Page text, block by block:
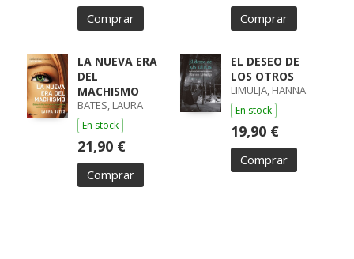
Comprar Comprar
LA NUEVA ERA
DEL
MACHISMO
BATES, LAURA
En stock
21,90 €
Comprar
EL DESEO DE
LOS OTROS
LIMULJA, HANNA
En stock
19,90 €
Comprar